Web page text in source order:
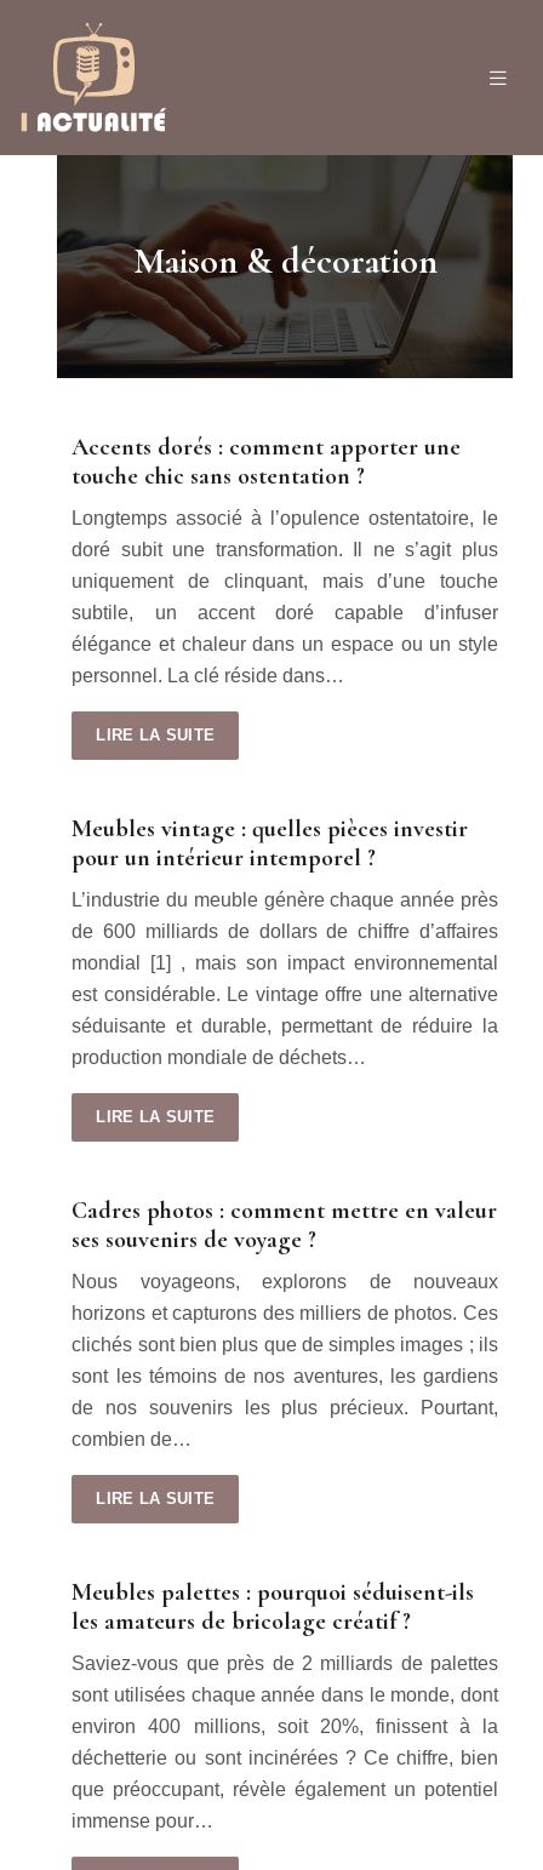
Maison & décoration
Accents dorés : comment apporter une
touche chic sans ostentation ?
Longtemps associé à l’opulence ostentatoire, le
doré subit une transformation. Il ne s’agit plus
uniquement de clinquant, mais d’une touche
subtile, un accent doré capable d’infuser
élégance et chaleur dans un espace ou un style
personnel. La clé réside dans…
LIRE LA SUITE
Meubles vintage : quelles pièces investir
pour un intérieur intemporel ?
L’industrie du meuble génère chaque année près
de 600 milliards de dollars de chiffre d’affaires
mondial [1] , mais son impact environnemental
est considérable. Le vintage offre une alternative
séduisante et durable, permettant de réduire la
production mondiale de déchets…
LIRE LA SUITE
Cadres photos : comment mettre en valeur
ses souvenirs de voyage ?
Nous voyageons, explorons de nouveaux
horizons et capturons des milliers de photos. Ces
clichés sont bien plus que de simples images ; ils
sont les témoins de nos aventures, les gardiens
de nos souvenirs les plus précieux. Pourtant,
combien de…
LIRE LA SUITE
Meubles palettes : pourquoi séduisent-ils
les amateurs de bricolage créatif ?
Saviez-vous que près de 2 milliards de palettes
sont utilisées chaque année dans le monde, dont
environ 400 millions, soit 20%, finissent à la
déchetterie ou sont incinérées ? Ce chiffre, bien
que préoccupant, révèle également un potentiel
immense pour…